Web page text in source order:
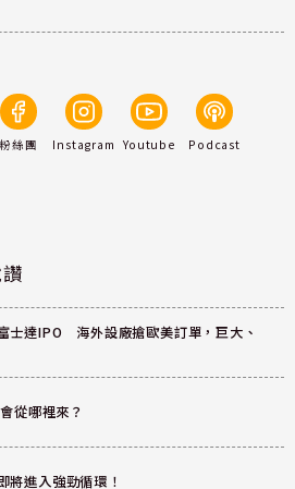
粉絲團 Instagram Youtube Podcast
士達IPO 海外設廠搶歐美訂單，巨大、
從哪裡來？
將進入強勁循環！